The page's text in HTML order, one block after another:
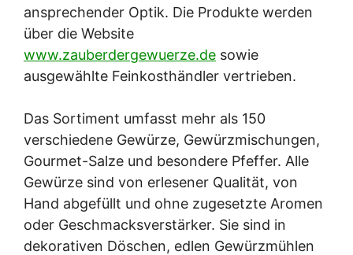
ansprechender Optik. Die Produkte werden
über die Website
www.zauberdergewuerze.de sowie
ausgewählte Feinkosthändler vertrieben.
Das Sortiment umfasst mehr als 150
verschiedene Gewürze, Gewürzmischungen,
Gourmet-Salze und besondere Pfeffer. Alle
Gewürze sind von erlesener Qualität, von
Hand abgefüllt und ohne zugesetzte Aromen
oder Geschmacksverstärker. Sie sind in
dekorativen Döschen, edlen Gewürzmühlen